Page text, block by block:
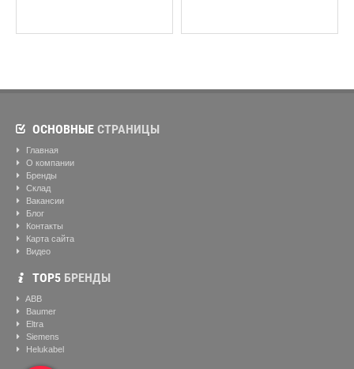
ОСНОВНЫЕ СТРАНИЦЫ
Главная
О компании
Бренды
Склад
Вакансии
Блог
Контакты
Карта сайта
Видео
ТОР5 БРЕНДЫ
ABB
Baumer
Eltra
Siemens
Helukabel